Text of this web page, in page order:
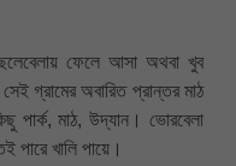
ফেলে আসা অথবা খুব
সেই গ্রামের অবারিত প্রান্তর মাঠ
পার্ক, মাঠ, উদ্যান। ভোরবেলা
পারে খালি পায়ে।